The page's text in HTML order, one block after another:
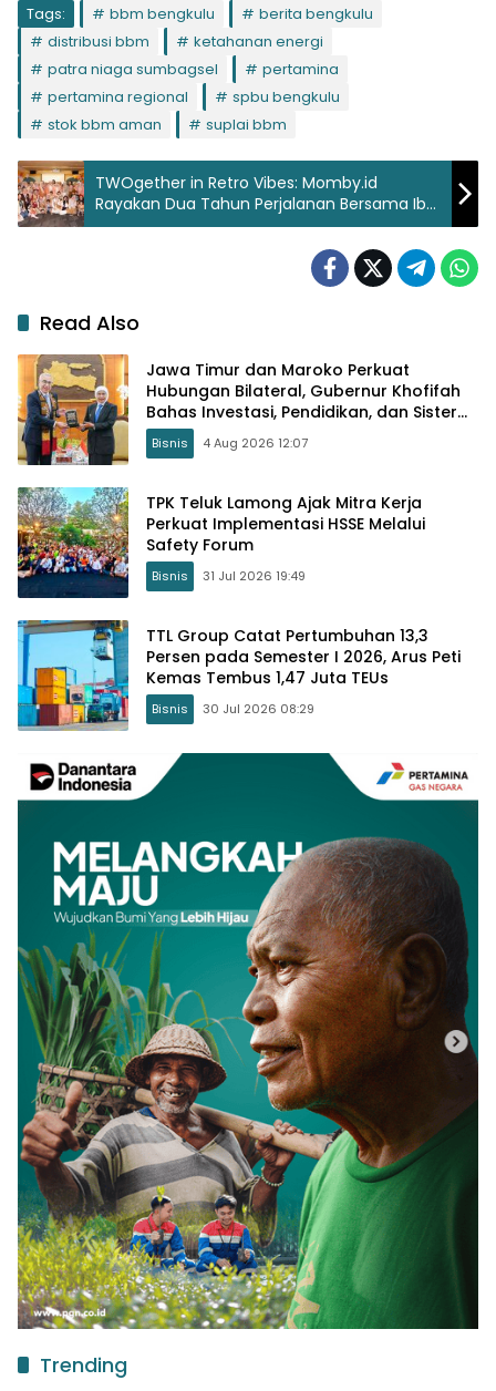
Tags: bbm bengkulu
berita bengkulu
distribusi bbm
ketahanan energi
patra niaga sumbagsel
pertamina
pertamina regional
spbu bengkulu
stok bbm aman
suplai bbm
TWOgether in Retro Vibes: Momby.id
Rayakan Dua Tahun Perjalanan Bersama Ibu
Indonesia, Hadirkan Logo dan Jingle Baru
Read Also
Jawa Timur dan Maroko Perkuat
Hubungan Bilateral, Gubernur Khofifah
Bahas Investasi, Pendidikan, dan Sister
Province
Bisnis 4 Aug 2026 12:07
TPK Teluk Lamong Ajak Mitra Kerja
Perkuat Implementasi HSSE Melalui
Safety Forum
Bisnis 31 Jul 2026 19:49
TTL Group Catat Pertumbuhan 13,3
Persen pada Semester I 2026, Arus Peti
Kemas Tembus 1,47 Juta TEUs
Bisnis 30 Jul 2026 08:29
Trending